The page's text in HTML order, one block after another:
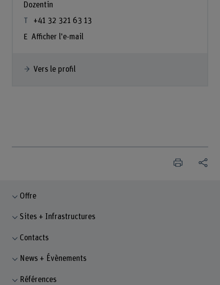
Dozentin
+41 32 321 63 13
Afficher l'e-mail
Vers le profil
Offre
Sites + Infrastructures
Contacts
News + Évènements
Références